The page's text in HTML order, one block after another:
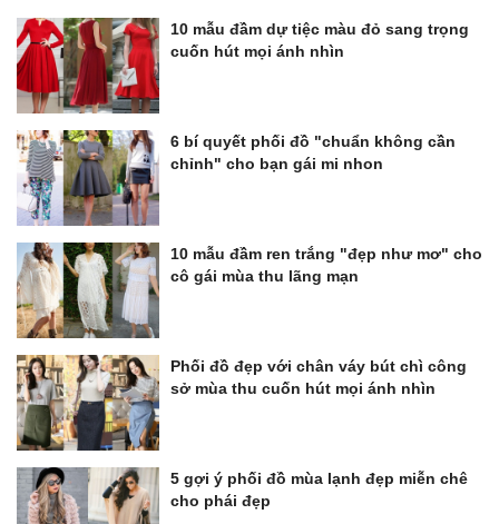
10 mẫu đầm dự tiệc màu đỏ sang trọng
cuốn hút mọi ánh nhìn
6 bí quyết phối đồ "chuẩn không cần
chỉnh" cho bạn gái mi nhon
10 mẫu đầm ren trắng "đẹp như mơ" cho
cô gái mùa thu lãng mạn
Phối đồ đẹp với chân váy bút chì công
sở mùa thu cuốn hút mọi ánh nhìn
5 gợi ý phối đồ mùa lạnh đẹp miễn chê
cho phái đẹp